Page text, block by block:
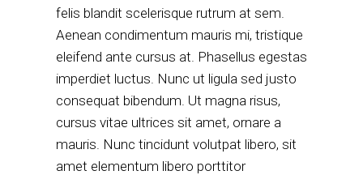
felis blandit scelerisque rutrum at sem.
Aenean condimentum mauris mi, tristique
eleifend ante cursus at. Phasellus egestas
imperdiet luctus. Nunc ut ligula sed justo
consequat bibendum. Ut magna risus,
cursus vitae ultrices sit amet, ornare a
mauris. Nunc tincidunt volutpat libero, sit
amet elementum libero porttitor